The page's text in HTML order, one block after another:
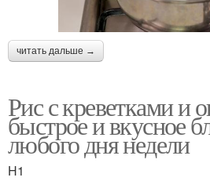
читать дальше →
Рис с креветками и
быстрое и вкусное
любого дня недели
H1